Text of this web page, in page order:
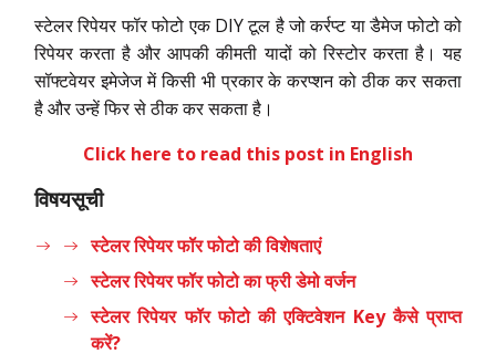
स्टेलर रिपेयर फॉर फोटो एक DIY टूल है जो कर्रप्ट या डैमेज फोटो को
रिपेयर करता है और आपकी कीमती यादों को रिस्टोर करता है। यह
सॉफ्टवेयर इमेजेज में किसी भी प्रकार के करप्शन को ठीक कर सकता
है और उन्हें फिर से ठीक कर सकता है।
Click here to read this post in English
विषयसूची
स्टेलर रिपेयर फॉर फोटो की विशेषताएं
स्टेलर रिपेयर फॉर फोटो का फ्री डेमो वर्जन
स्टेलर रिपेयर फॉर फोटो की एक्टिवेशन Key कैसे प्राप्त
करें?